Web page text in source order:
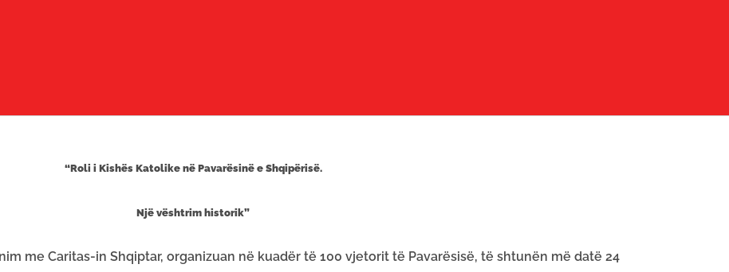
“Roli i Kishës Katolike në Pavarësinë e Shqipërisë.
Një vështrim historik”
me Caritas-in Shqiptar, organizuan në kuadër të 100 vjetorit të Pavarësisë, të shtunën më datë 24